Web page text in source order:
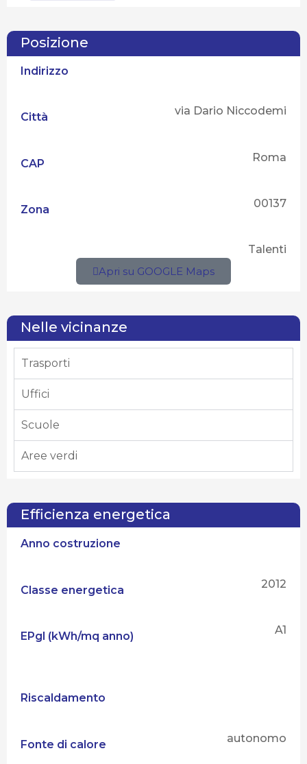
7
Ascensore
Stato attuale
Posizione
Indirizzo
via Dario Niccodemi
Città
Roma
CAP
00137
Zona
Talenti
Apri su GOOGLE Maps
Nelle vicinanze
Trasporti
Uffici
Scuole
Aree verdi
Efficienza energetica
Anno costruzione
2012
Classe energetica
A1
EPgl (kWh/mq anno)
Riscaldamento
autonomo
Fonte di calore